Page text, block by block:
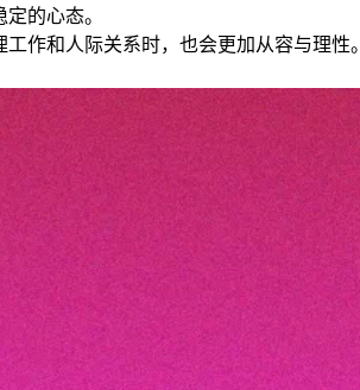
的心态。
作和人际关系时，也会更加从容与理性。